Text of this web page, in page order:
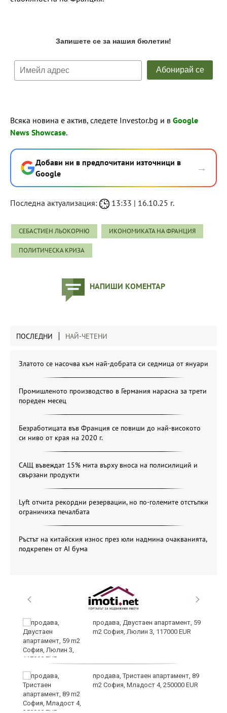
Всяка новина е актив, следете Investor.bg и в Google
News Showcase.
Добави ни в предпочитани източници в
Google
→
Последна актуализация: 13:33 | 16.10.25 г.
СЕБАСТИЕН ЛЬОКОРНЮ ИКОНОМИКАТА НА ФРАНЦИЯ
ПОЛИТИЧЕСКА КРИЗА
НАПИШИ КОМЕНТАР
ПОСЛЕДНИ НАЙ-ЧЕТЕНИ
Златото се насочва към най-добрата си седмица от януари
Промишленото производство в Германия нарасна за трети
пореден месец
Безработицата във Франция се повиши до най-високото
си ниво от края на 2020 г.
САЩ въвеждат 15% мита върху вноса на полисилиций и
свързани продукти
Lyft отчита рекордни резервации, но по-големите отстъпки
ограничиха печалбата
Ръстът на китайския износ през юли надмина очакванията,
подкрепен от AI бума
продава, Двустаен апартамент, 59
m2 София, Люлин 3, 117000 EUR
продава, Тристаен апартамент, 89
m2 София, Младост 4, 250000 EUR